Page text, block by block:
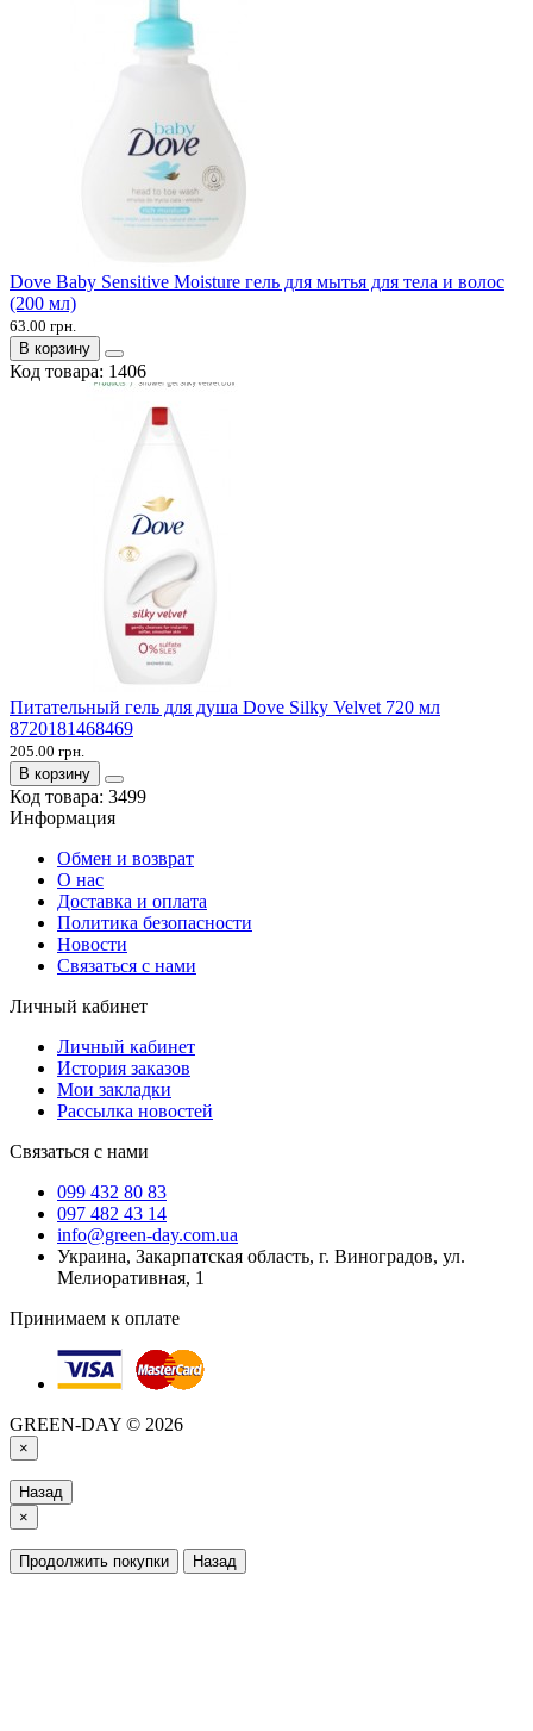
Dove Baby Sensitive Moisture гель для мытья для тела и волос
(200 мл)
63.00 грн.
В корзину
Код товара: 1406
Питательный гель для душа Dove Silky Velvet 720 мл
8720181468469
205.00 грн.
В корзину
Код товара: 3499
Информация
Обмен и возврат
О нас
Доставка и оплата
Политика безопасности
Новости
Связаться с нами
Личный кабинет
Личный кабинет
История заказов
Мои закладки
Рассылка новостей
Связаться с нами
099 432 80 83
097 482 43 14
info@green-day.com.ua
Украина, Закарпатская область, г. Виноградов, ул.
Мелиоративная, 1
Принимаем к оплате
GREEN-DAY © 2026
×
Назад
×
Продолжить покупки Назад